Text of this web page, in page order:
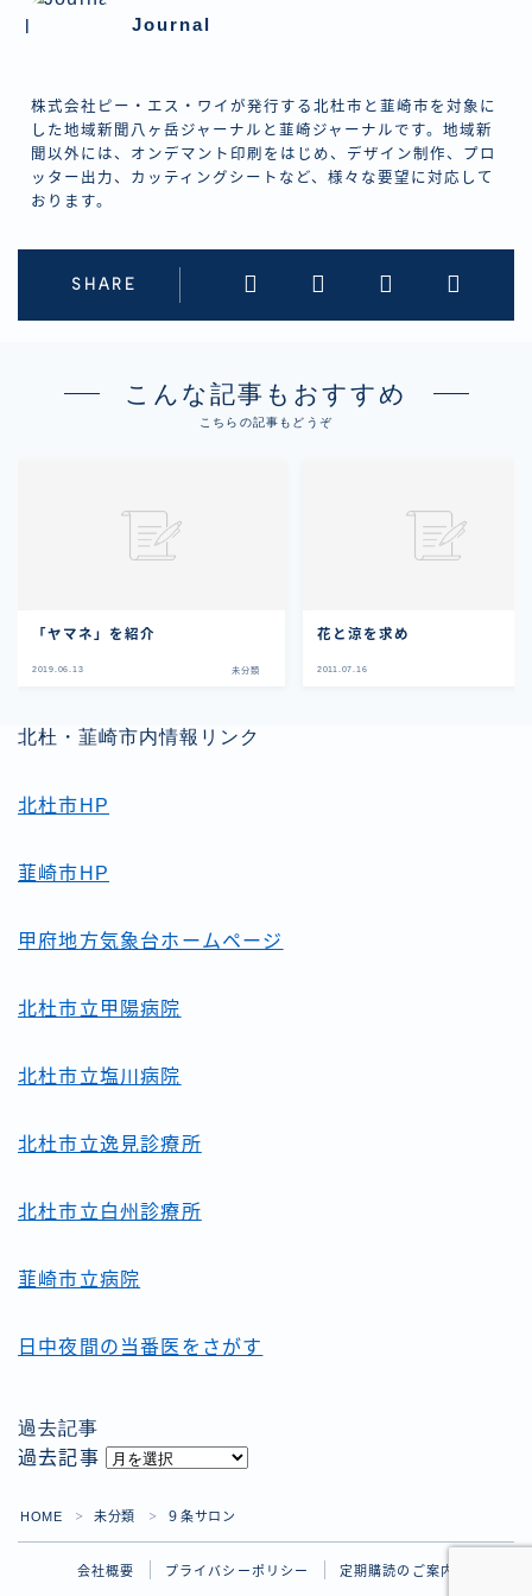
Journal
株式会社ピー・エス・ワイが発行する北杜市と韮崎市を対象に
した地域新聞八ヶ岳ジャーナルと韮崎ジャーナルです。地域新
聞以外には、オンデマント印刷をはじめ、デザイン制作、プロ
ッター出力、カッティングシートなど、様々な要望に対応して
おります。
SHARE
こんな記事もおすすめ
こちらの記事もどうぞ
「ヤマネ」を紹介
2019.06.13 未分類
花と涼を求め
2011.07.16
北杜・韮崎市内情報リンク
北杜市HP
韮崎市HP
甲府地方気象台ホームページ
北杜市立甲陽病院
北杜市立塩川病院
北杜市立逸見診療所
北杜市立白州診療所
韮崎市立病院
日中夜間の当番医をさがす
過去記事
過去記事
HOME ＞ 未分類 ＞ ９条サロン
会社概要 プライバシーポリシー 定期購読のご案内